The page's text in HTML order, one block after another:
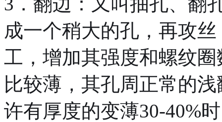
成一个稍大的孔，再攻
工，增加其强度和螺纹
比较薄，其孔周正常的
许有厚度的变薄30-40%